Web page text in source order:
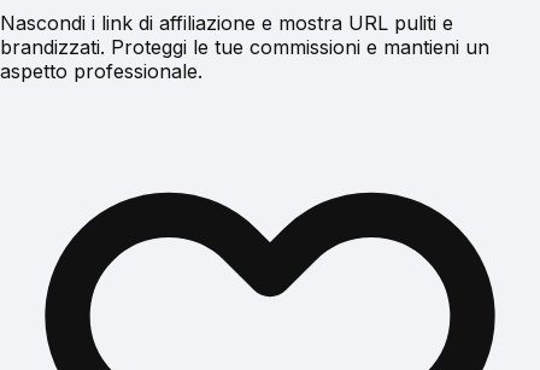
Nascondi i link di affiliazione e mostra URL puliti e
brandizzati. Proteggi le tue commissioni e mantieni un
aspetto professionale.